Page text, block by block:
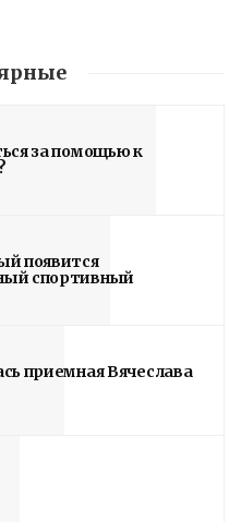
за помощью к
появится
спортивный
приемная Вячеслава